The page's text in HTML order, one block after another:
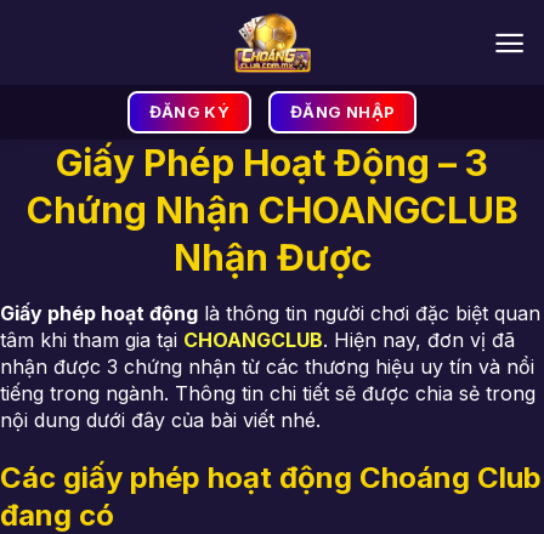
ĐĂNG KÝ ĐĂNG NHẬP
Giấy Phép Hoạt Động – 3
Chứng Nhận CHOANGCLUB
Nhận Được
Giấy phép hoạt động là thông tin người chơi đặc biệt quan
tâm khi tham gia tại CHOANGCLUB. Hiện nay, đơn vị đã
nhận được 3 chứng nhận từ các thương hiệu uy tín và nổi
tiếng trong ngành. Thông tin chi tiết sẽ được chia sẻ trong
nội dung dưới đây của bài viết nhé.
Các giấy phép hoạt động Choáng Club
đang có